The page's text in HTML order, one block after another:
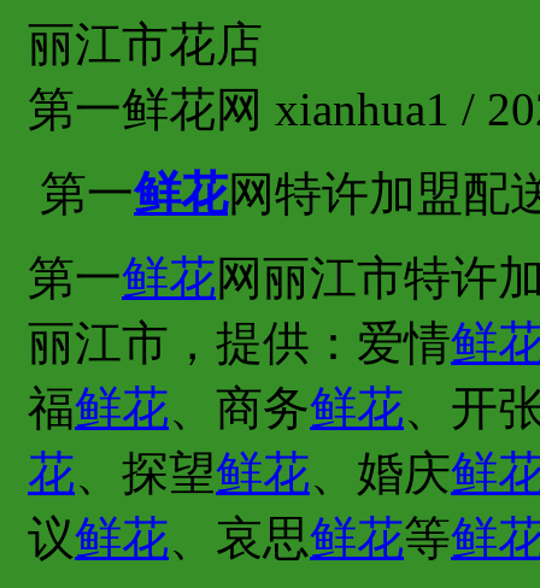
丽江市花店
第一鲜花网 xianhua1 /
第一鲜花网特许加盟
第一鲜花网丽江市特许
丽江市，提供：爱情鲜
福鲜花、商务鲜花、开
花、探望鲜花、婚庆鲜
议鲜花、哀思鲜花等鲜